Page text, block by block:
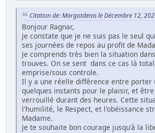
Citation de: Margotdenis le Décembre 12,
Bonjour Ragnar,
Je constate que je ne suis pas le seul
ses journées de repos au profit de
Je comprends très bien la situation
trouves. On se sent dans ce cas là
emprise/sous controle.
Il y a une réelle différence entre porter
quelques instants pour le plaisir, et
verrouillé durant des heures. Cette
l'humilité, le Respect, et l'obéissance
Madame.
Je te souhaite bon courage jusqu'à la